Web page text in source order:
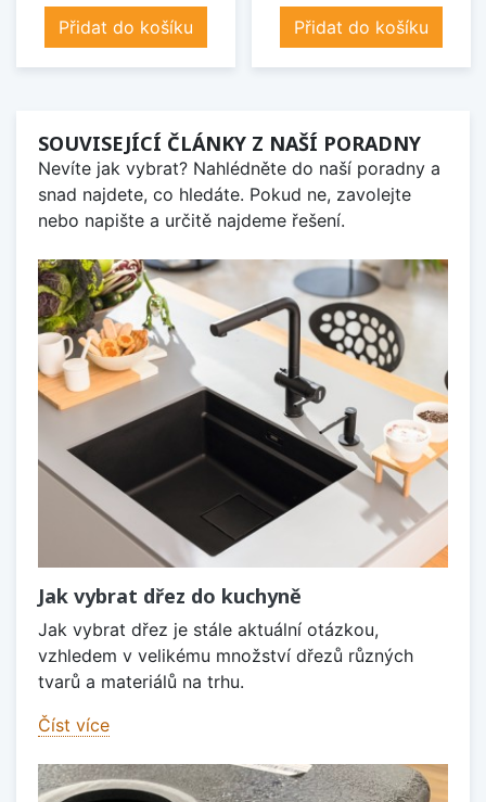
Přidat do košíku Přidat do košíku
SOUVISEJÍCÍ ČLÁNKY Z NAŠÍ PORADNY
Nevíte jak vybrat? Nahlédněte do naší poradny a
snad najdete, co hledáte. Pokud ne, zavolejte
nebo napište a určitě najdeme řešení.
Jak vybrat dřez do kuchyně
Jak vybrat dřez je stále aktuální otázkou,
vzhledem v velikému množství dřezů různých
tvarů a materiálů na trhu.
Číst více